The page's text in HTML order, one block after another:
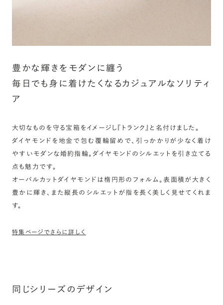
豊かな輝きをモダンに纏う
毎日でも身に着けたくなるカジュアルなソリティ
ア
大切なものを守る宝箱をイメージし『トランク』と名付けました。
ダイヤモンドを地金で包む覆輪留めで、引っかかりが少なく着け
やすいモダンな婚約指輪。ダイヤモンドのシルエットを引き立てる
点も魅力です。
オーバルカットダイヤモンドは楕円形のフォルム。表面積が大きく
豊かに輝き、また縦長のシルエットが指を長く美しく見せてくれま
す。
特集ページでさらに詳しく
同じシリーズのデザイン